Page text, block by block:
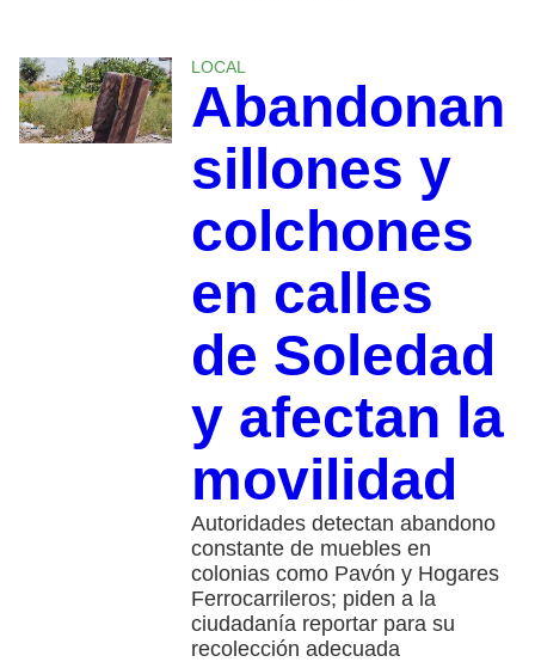
LOCAL
Abandonan
sillones y
colchones
en calles
de Soledad
y afectan la
movilidad
Autoridades detectan abandono
constante de muebles en
colonias como Pavón y Hogares
Ferrocarrileros; piden a la
ciudadanía reportar para su
recolección adecuada